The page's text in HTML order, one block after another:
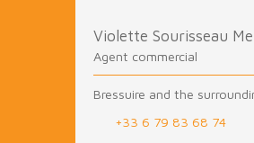
Violette Sourisseau
Agent commercial
Bressuire and the
+33 6 79 83 68 74